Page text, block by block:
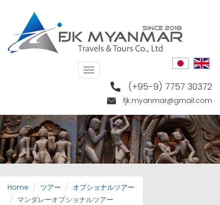
content
(+95-9) 7757 30372
fjk.myanmar@gmail.com
Toggle
navigation
Home ツアー
オプショナルツアー
マンダレーオプショナルツアー